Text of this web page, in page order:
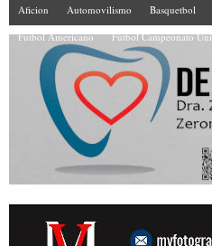
Aficion Automovilismo Basquetbol
Futbol Americano
Fútbol Campeonato